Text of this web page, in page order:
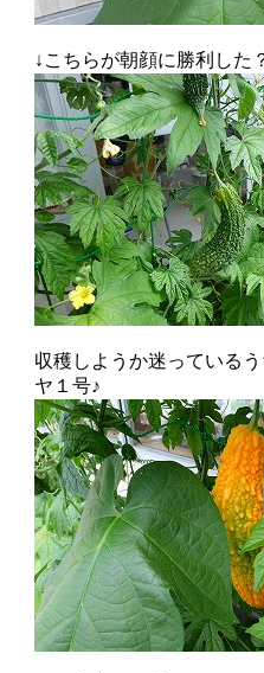
↓こちらが朝顔に勝利した
収穫しようか迷っている
ヤ１号♪